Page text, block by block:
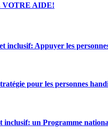
VOTRE AIDE!
inclusif: Appuyer les
pour les personnes
inclusif: un Programme